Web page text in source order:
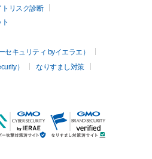
トリスク診断
キュリティ byイエラエ）
）
なりすまし対策